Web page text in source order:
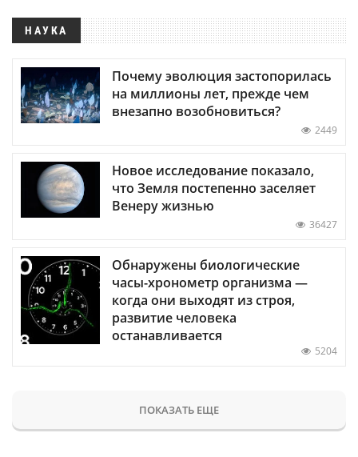
НАУКА
Почему эволюция застопорилась
на миллионы лет, прежде чем
внезапно возобновиться?
2449
Новое исследование показало,
что Земля постепенно заселяет
Венеру жизнью
36427
Обнаружены биологические
часы-хронометр организма —
когда они выходят из строя,
развитие человека
останавливается
5204
ПОКАЗАТЬ ЕЩЕ